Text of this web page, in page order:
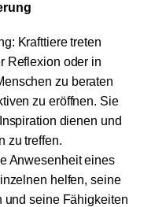
Krafttiere treten
Reflexion oder in
zu beraten
zu eröffnen. Sie
dienen und
zu treffen.
Anwesenheit eines
helfen, seine
und seine Fähigkeiten